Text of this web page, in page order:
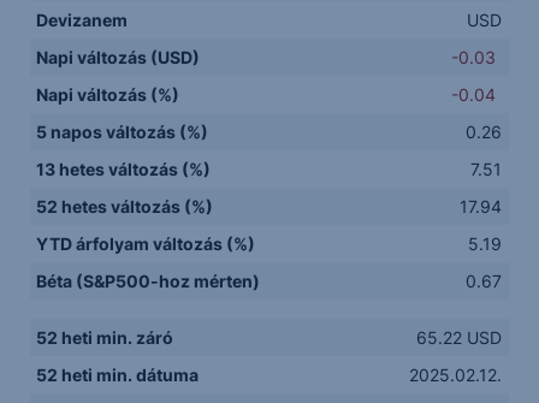
Devizanem
USD
Napi változás (USD)
-0.03
Napi változás (%)
-0.04
5 napos változás (%)
0.26
13 hetes változás (%)
7.51
52 hetes változás (%)
17.94
YTD árfolyam változás (%)
5.19
Béta (S&P500-hoz mérten)
0.67
52 heti min. záró
65.22 USD
52 heti min. dátuma
2025.02.12.